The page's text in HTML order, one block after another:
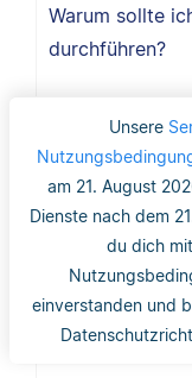
Unsere
am 21. August
Dienste nach dem
du dich
einverstanden und
Warum sollte
durchführen?
Was bedeutet
Was bedeutet
Was bedeutet
Was ist